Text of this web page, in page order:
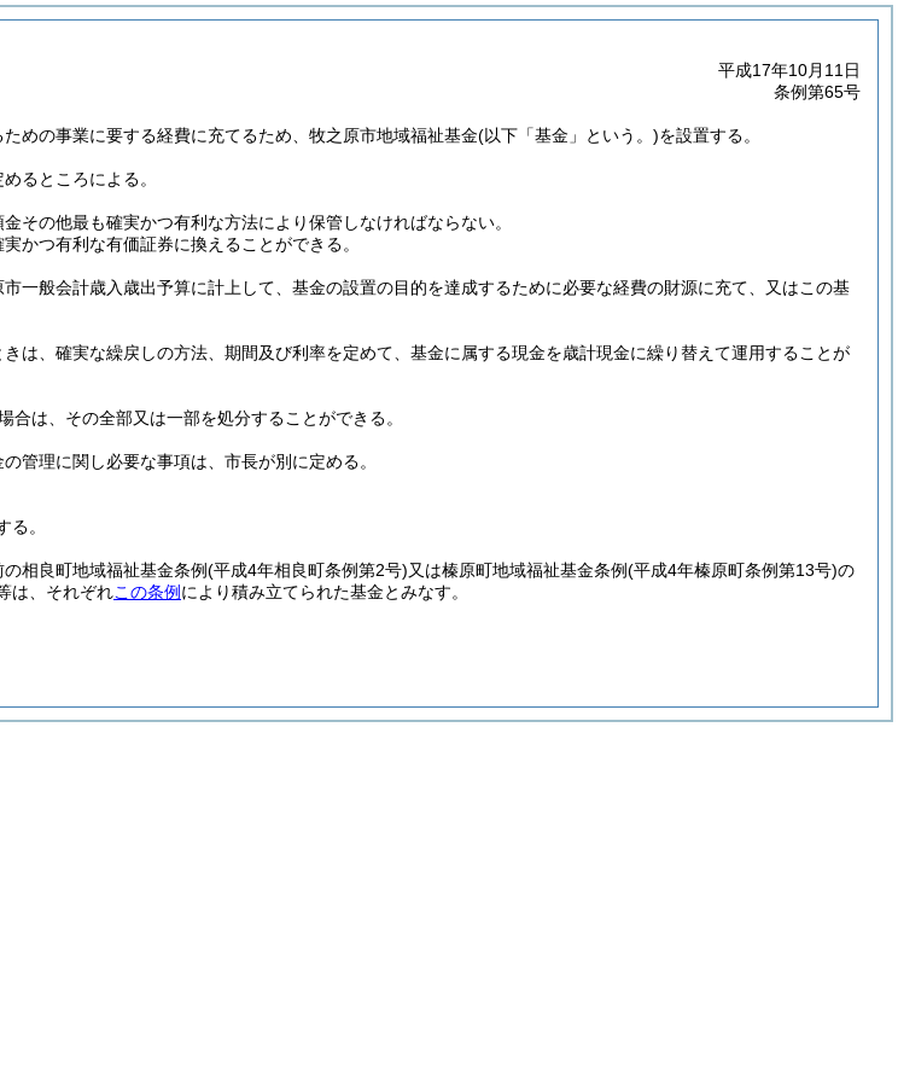
平成17年10月11日
条例第65号
めの事業に要する経費に充てるため、牧之原市地域福祉基金(以下「基金」という。)を設置する。
るところによる。
その他最も確実かつ有利な方法により保管しなければならない。
かつ有利な有価証券に換えることができる。
一般会計歳入歳出予算に計上して、基金の設置の目的を達成するために必要な経費の財源に充て、又はこの基
は、確実な繰戻しの方法、期間及び利率を定めて、基金に属する現金を歳計現金に繰り替えて運用することが
合は、その全部又は一部を処分することができる。
管理に関し必要な事項は、市長が別に定める。
る。
相良町地域福祉基金条例(平成4年相良町条例第2号)又は榛原町地域福祉基金条例(平成4年榛原町条例第13号)の
は、それぞれこの条例 により積み立てられた基金とみなす。